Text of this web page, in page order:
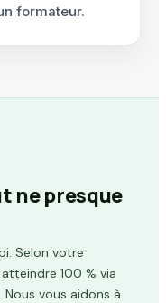
formateur.
ne presque
Selon votre
100 % via
Nous vous aidons à